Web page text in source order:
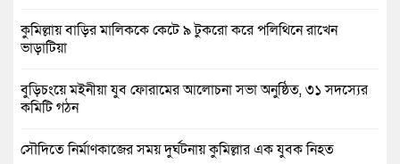
কুমিল্লায় বাড়ির মালিককে কেটে ৯ টুকরো করে পলিথিনে রাখেন
ভাড়াটিয়া
বুড়িচংয়ে মইনীয়া যুব ফোরামের আলোচনা সভা অনুষ্ঠিত, ৩১ সদস্যের
কমিটি গঠন
সৌদিতে নির্মাণকাজের সময় দুর্ঘটনায় কুমিল্লার এক যুবক নিহত